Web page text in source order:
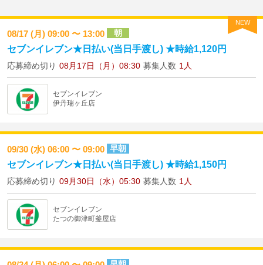
NEW
08/17 (月) 09:00 〜 13:00 朝
セブンイレブン★日払い(当日手渡し) ★時給1,120円
応募締め切り 08月17日（月）08:30 募集人数 1人
セブンイレブン
伊丹瑞ヶ丘店
09/30 (水) 06:00 〜 09:00 早朝
セブンイレブン★日払い(当日手渡し) ★時給1,150円
応募締め切り 09月30日（水）05:30 募集人数 1人
セブンイレブン
たつの御津町釜屋店